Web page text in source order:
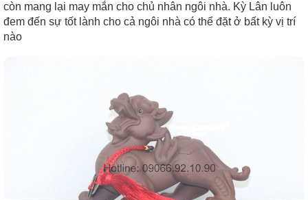
còn mang lại may mắn cho chủ nhân ngôi nhà. Kỳ Lân luôn
đem đến sự tốt lành cho cả ngôi nhà có thể đặt ở bất kỳ vị trí
nào